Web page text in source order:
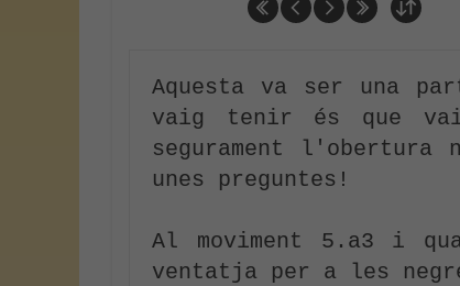
Aquesta va ser una
vaig tenir és que
segurament l'obertura
unes preguntes!
Al moviment 5.a3 i
ventatja per a les